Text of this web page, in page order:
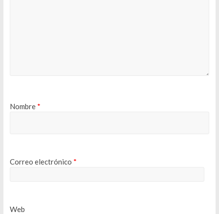
Nombre *
Correo electrónico *
Web